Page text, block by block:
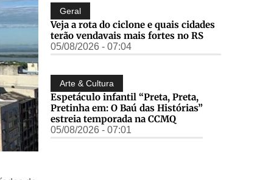
Geral
Veja a rota do ciclone e quais cidades
terão vendavais mais fortes no RS
05/08/2026 - 07:04
Arte & Cultura
Espetáculo infantil “Preta, Preta,
Pretinha em: O Baú das Histórias”
estreia temporada na CCMQ
05/08/2026 - 07:01